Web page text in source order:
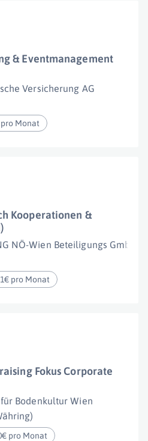
& Eventmanagement
Versicherung AG
pro Monat
Kooperationen &
NÖ-Wien Beteiligungs GmbH
pro Monat
Fokus Corporate
Bodenkultur Wien
pro Monat